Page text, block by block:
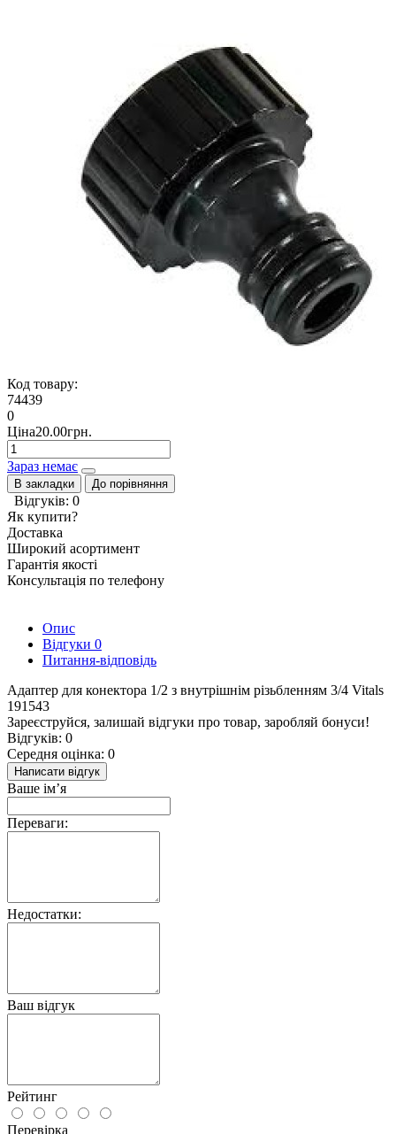
Код товару:
74439
0
Ціна20.00грн.
Зараз немає
В закладки До порівняння
Відгуків: 0
Як купити?
Доставка
Широкий асортимент
Гарантія якості
Консультація по телефону
Опис
Відгуки 0
Питання-відповідь
Адаптер для конектора 1/2 з внутрішнім різьбленням 3/4 Vitals
191543
Зареєструйся, залишай відгуки про товар, заробляй бонуси!
Відгуків: 0
Середня оцінка: 0
Написати відгук
Ваше ім’я
Переваги:
Недостатки:
Ваш відгук
Рейтинг
Перевірка